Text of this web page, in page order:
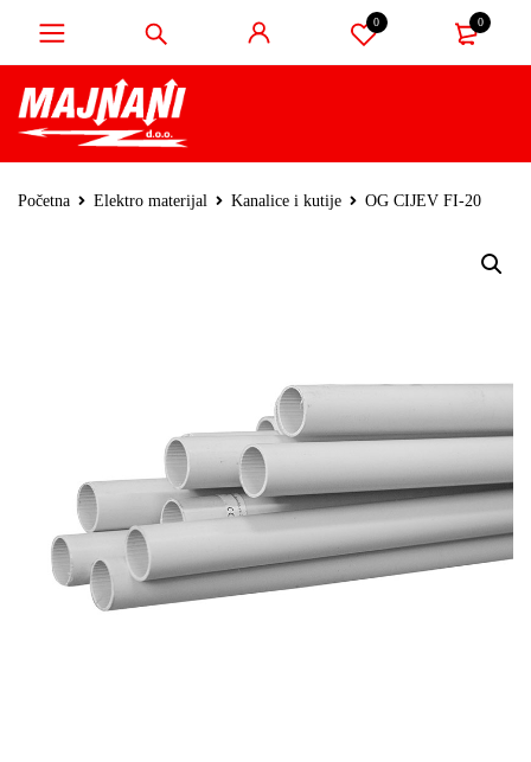
0 0
Početna Elektro materijal Kanalice i kutije OG CIJEV FI-20